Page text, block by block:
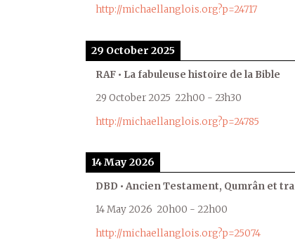
http://michaellanglois.org?p=24717
29 October 2025
RAF • La fabuleuse histoire de la Bible
29 October 2025 22h00 - 23h30
http://michaellanglois.org?p=24785
14 May 2026
DBD • Ancien Testament, Qumrân et
14 May 2026 20h00 - 22h00
http://michaellanglois.org?p=25074